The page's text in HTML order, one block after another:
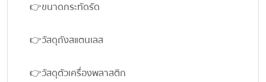
👉ขนาดกระทัดรัด
👉วัสดุถังสแตนเลส
👉วัสดุตัวเครื่องพลาสติก